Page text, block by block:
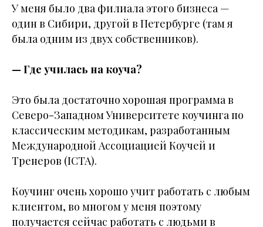
У меня было два филиала этого бизнеса —
один в Сибири, другой в Петербурге (там я
была одним из двух собственников).
— Где училась на коуча?
Это была достаточно хорошая программа в
Северо-Западном Университете коучинга по
классическим методикам, разработанным
Международной Ассоциацией Коучей и
Тренеров (ICTA).
Коучинг очень хорошо учит работать с любым
клиентом, во многом у меня поэтому
получается сейчас работать с людьми в